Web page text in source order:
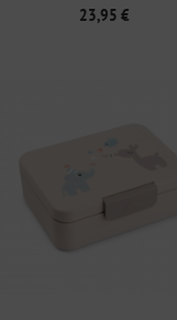
23,95 €